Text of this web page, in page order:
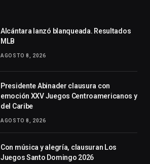
Alcántara lanzó blanqueada. Resultados
MLB
AGOSTO 8, 2026
Presidente Abinader clausura con
emoción XXV Juegos Centroamericanos y
del Caribe
AGOSTO 8, 2026
Con música y alegría, clausuran Los
Juegos Santo Domingo 2026